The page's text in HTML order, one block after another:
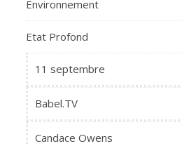
Environnement
Etat Profond
11 septembre
Babel.TV
Candace Owens